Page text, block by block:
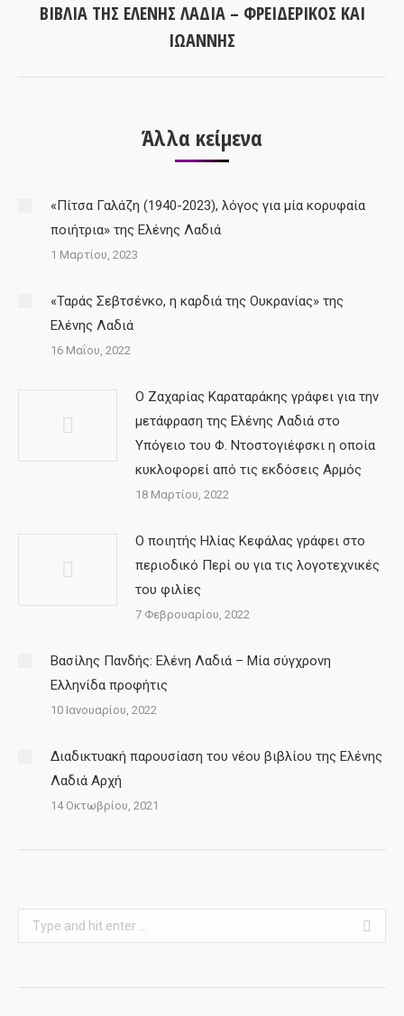
post:
ΒΙΒΛΙΑ ΤΗΣ ΕΛΕΝΗΣ ΛΑΔΙΑ – ΦΡΕΙΔΕΡΙΚΟΣ ΚΑΙ
ΙΩΑΝΝΗΣ
Άλλα κείμενα
«Πίτσα Γαλάζη (1940-2023), λόγος για μία κορυφαία
ποιήτρια» της Ελένης Λαδιά
1 Μαρτίου, 2023
«Ταράς Σεβτσένκο, η καρδιά της Ουκρανίας» της
Ελένης Λαδιά
16 Μαΐου, 2022
Ο Ζαχαρίας Καραταράκης γράφει για την
μετάφραση της Ελένης Λαδιά στο
Υπόγειο του Φ. Ντοστογιέφσκι η οποία
κυκλοφορεί από τις εκδόσεις Αρμός
18 Μαρτίου, 2022
Ο ποιητής Ηλίας Κεφάλας γράφει στο
περιοδικό Περί ου για τις λογοτεχνικές
του φιλίες
7 Φεβρουαρίου, 2022
Βασίλης Πανδής: Ελένη Λαδιά – Μία σύγχρονη
Ελληνίδα προφήτις
10 Ιανουαρίου, 2022
Διαδικτυακή παρουσίαση του νέου βιβλίου της Ελένης
Λαδιά Αρχή
14 Οκτωβρίου, 2021
Search: